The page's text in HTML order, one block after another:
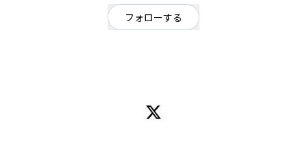
フォローする
ある姉のバウムクーヘン・タベタイ・マイナマイナと妹のマイナマイナ一世